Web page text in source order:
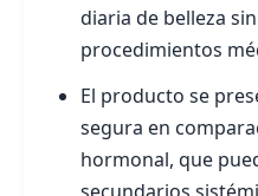
diaria de belleza
procedimientos
El producto se
segura en
hormonal, que